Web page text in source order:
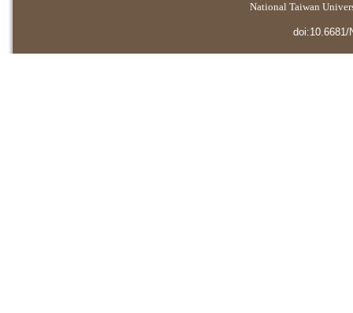
National Taiwan
doi:10.6681/